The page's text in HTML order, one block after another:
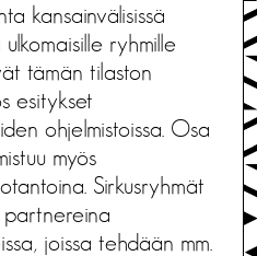
kansainvälisissä
ryhmille
tämän tilaston
esitykset
ohjelmistoissa. Osa
myös
Sirkusryhmät
partnereina
joissa tehdään mm.